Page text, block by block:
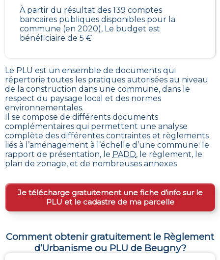
À partir du résultat des 139 comptes
bancaires publiques disponibles pour la
commune (en 2020), Le budget est
bénéficiaire de 5 €
Le PLU est un ensemble de documents qui
répertorie toutes les pratiques autorisées au niveau
de la construction dans une commune, dans le
respect du paysage local et des normes
environnementales.
Il se compose de différents documents
complémentaires qui permettent une analyse
complète des différentes contraintes et règlements
liés à l’aménagement à l’échelle d’une commune: le
rapport de présentation, le PADD, le règlement, le
plan de zonage, et de nombreuses annexes
Je télécharge gratuitement une fiche d’info sur le
PLU et le cadastre de ma parcelle
Comment obtenir gratuitement le Règlement
d’Urbanisme ou PLU de Beugny?